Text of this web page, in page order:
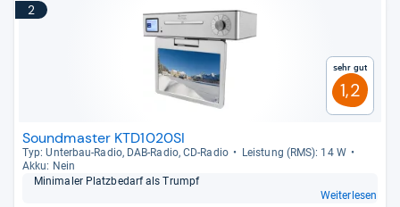
2
Sehr gut
1,2
Soundmaster KTD1020SI
Typ: Unter­bau-​Radio, DAB-​Radio, CD-​Radio
Leis­tung (RMS): 14 W
Akku: Nein
Mini­ma­ler Platz­be­darf als Trumpf
Weiterlesen